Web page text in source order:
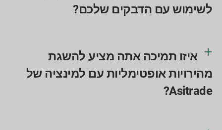
לשימוש עם הדבקים שלכם?
איזו תמיכה אתה מציע להשגת
מהירויות אופטימליות עם למינציה של
Asitrade?